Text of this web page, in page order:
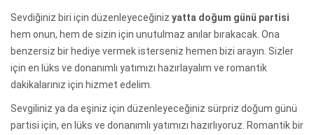
Sevdiğiniz biri için düzenleyeceğiniz yatta doğum günü partisi
hem onun, hem de sizin için unutulmaz anılar bırakacak. Ona
benzersiz bir hediye vermek isterseniz hemen bizi arayın. Sizler
için en lüks ve donanımlı yatımızı hazırlayalım ve romantik
dakikalarınız için hizmet edelim.
Sevgiliniz ya da eşiniz için düzenleyeceğiniz sürpriz doğum günü
partisi için, en lüks ve donanımlı yatımızı hazırlıyoruz. Romantik bir